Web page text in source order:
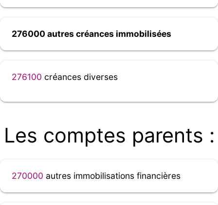
276000 autres créances immobilisées
276100 créances diverses
Les comptes parents :
270000 autres immobilisations financières